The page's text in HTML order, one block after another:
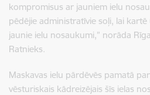
kompromisus ar jauniem ielu
pēdējie administratīvie soļi, lai
jaunie ielu nosaukumi,” norāda
Ratnieks.
Maskavas ielu pārdēvēs pamatā
vēsturiskais kādreizējais šīs ielas